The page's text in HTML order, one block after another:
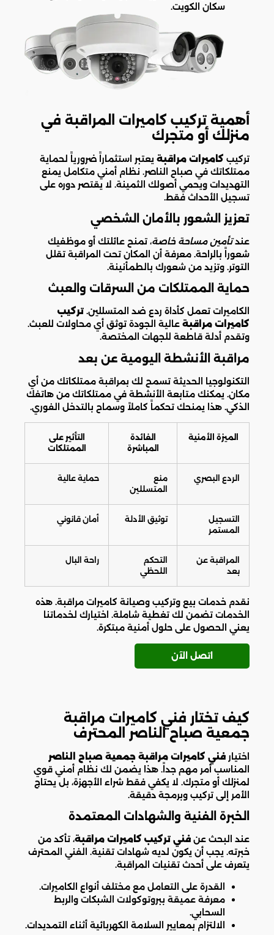
سكان الكويت.
أهمية تركيب كاميرات المراقبة في
منزلك أو متجرك
تركيب كاميرات مراقبة يعتبر استثماراً ضرورياً لحماية
ممتلكاتك في صباح الناصر. نظام أمني متكامل يمنع
التهديدات ويحمي أصولك الثمينة. لا يقتصر دوره على
تسجيل الأحداث فقط.
تعزيز الشعور بالأمان الشخصي
عندتأمين مساحة خاصة، تمنح عائلتك أو موظفيك
شعوراً بالراحة. معرفة أن المكان تحت المراقبة تقلل
التوتر. وتزيد من شعورك بالطمأنينة.
حماية الممتلكات من السرقات والعبث
الكاميرات تعمل كأداة ردع ضد المتسللين. تركيب
كاميرات مراقبة عالية الجودة توثق أي محاولات للعبث.
وتقدم أدلة قاطعة للجهات المختصة.
مراقبة الأنشطة اليومية عن بعد
التكنولوجيا الحديثة تسمح لك بمراقبة ممتلكاتك من أي
مكان. يمكنك متابعة الأنشطة في ممتلكاتك من هاتفك
الذكي. هذا يمنحك تحكماً كاملاً وسماح بالتدخل الفوري.
الميزة الأمنية
الفائدة
المباشرة
التأثير على
الممتلكات
الردع البصري
منع
المتسللين
حماية عالية
التسجيل
المستمر
توثيق الأدلة أمان قانوني
المراقبة عن
بعد
التحكم
اللحظي
راحة البال
نقدم خدمات بيع وتركيب وصيانة كاميرات مراقبة. هذه
الخدمات تضمن لك تغطية شاملة. اختيارك لخدماتنا
يعني الحصول على حلول أمنية مبتكرة.
اتصل الآن
كيف تختار فني كاميرات مراقبة
جمعية صباح الناصر المحترف
اختيار فني كاميرات مراقبة جمعية صباح الناصر
المناسب أمر مهم جداً. هذا يضمن لك نظام أمني قوي
لمنزلك أو متجرك. لا يكفي فقط شراء الأجهزة، بل يحتاج
الأمر إلى تركيب وبرمجة دقيقة.
الخبرة الفنية والشهادات المعتمدة
عند البحث عن فني تركيب كاميرات مراقبة، تأكد من
خبرته. يجب أن يكون لديه شهادات تقنية. الفني المحترف
يتعرف على أحدث تقنيات المراقبة.
القدرة على التعامل مع مختلف أنواع الكاميرات.
معرفة عميقة ببروتوكولات الشبكات والربط
السحابي.
الالتزام بمعايير السلامة الكهربائية أثناء التمديدات.